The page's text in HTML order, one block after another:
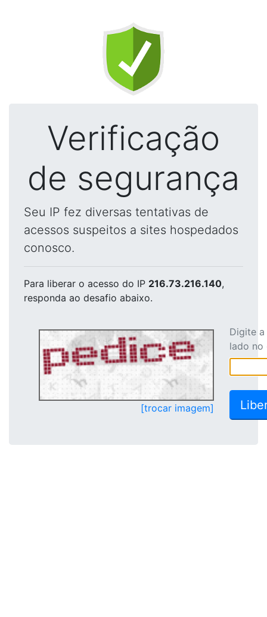
Verificação
de segurança
Seu IP fez diversas tentativas de
acessos suspeitos a sites hospedados
conosco.
Para liberar o acesso do IP 216.73.216.140,
responda ao desafio abaixo.
[trocar imagem]
Digite
lado no